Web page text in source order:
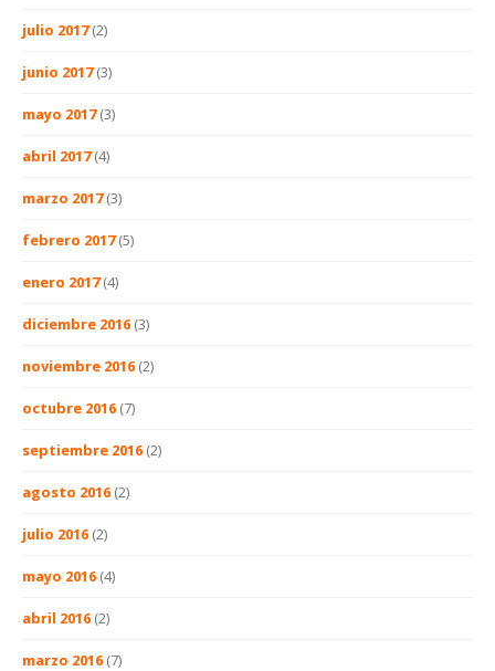
julio 2017(2)
junio 2017(3)
mayo 2017(3)
abril 2017(4)
marzo 2017(3)
febrero 2017(5)
enero 2017(4)
diciembre 2016 (3)
noviembre 2016 (2)
octubre 2016 (7)
septiembre 2016 (2)
agosto 2016 (2)
julio 2016 (2)
mayo 2016 (4)
abril 2016 (2)
marzo 2016 (7)